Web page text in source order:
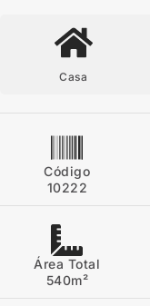
Casa
Código
10222
Área Total
540m²